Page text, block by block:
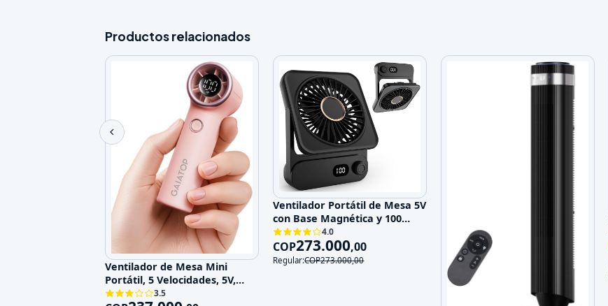
Productos relacionados
Ventilador de Mesa Mini
Portátil, 5 Velocidades, 5V,
Recargable
3.5
Ventilador Portátil de Mesa 5V
con Base Magnética y 100
Velocidades
4.0
COP273.000,00
Regular:COP273.000,00